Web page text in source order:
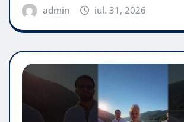
admin iul. 31, 2026